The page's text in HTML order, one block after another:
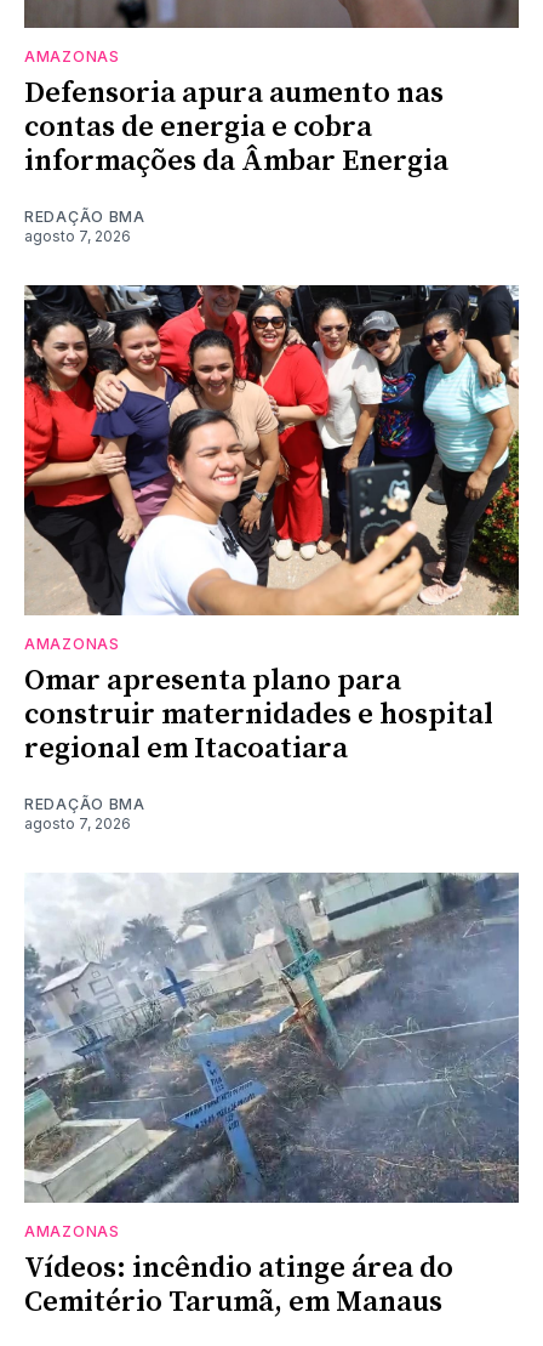
AMAZONAS
Defensoria apura aumento nas
contas de energia e cobra
informações da Âmbar Energia
REDAÇÃO BMA
agosto 7, 2026
AMAZONAS
Omar apresenta plano para
construir maternidades e hospital
regional em Itacoatiara
REDAÇÃO BMA
agosto 7, 2026
AMAZONAS
Vídeos: incêndio atinge área do
Cemitério Tarumã, em Manaus